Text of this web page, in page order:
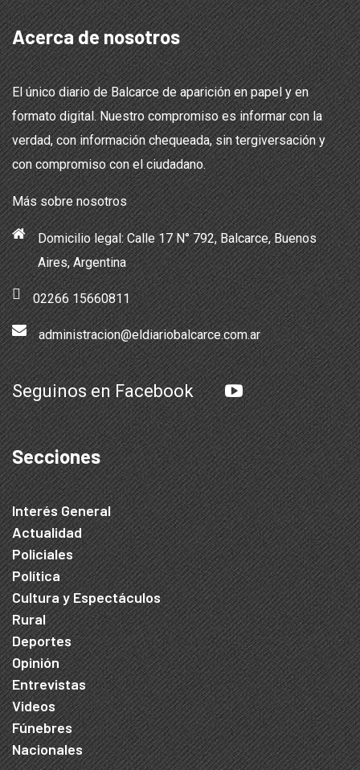
Acerca de nosotros
El único diario de Balcarce de aparición en papel y en
formato digital. Nuestro compromiso es informar con la
verdad, con información chequeada, sin tergiversación y
con compromiso con el ciudadano.
Más sobre nosotros
Domicilio legal: Calle 17 N° 792, Balcarce, Buenos
Aires, Argentina
02266 15660811
administracion@eldiariobalcarce.com.ar
Seguinos en Facebook
Secciones
Interés General
Actualidad
Policiales
Política
Cultura y Espectáculos
Rural
Deportes
Opinión
Entrevistas
Videos
Fúnebres
Nacionales